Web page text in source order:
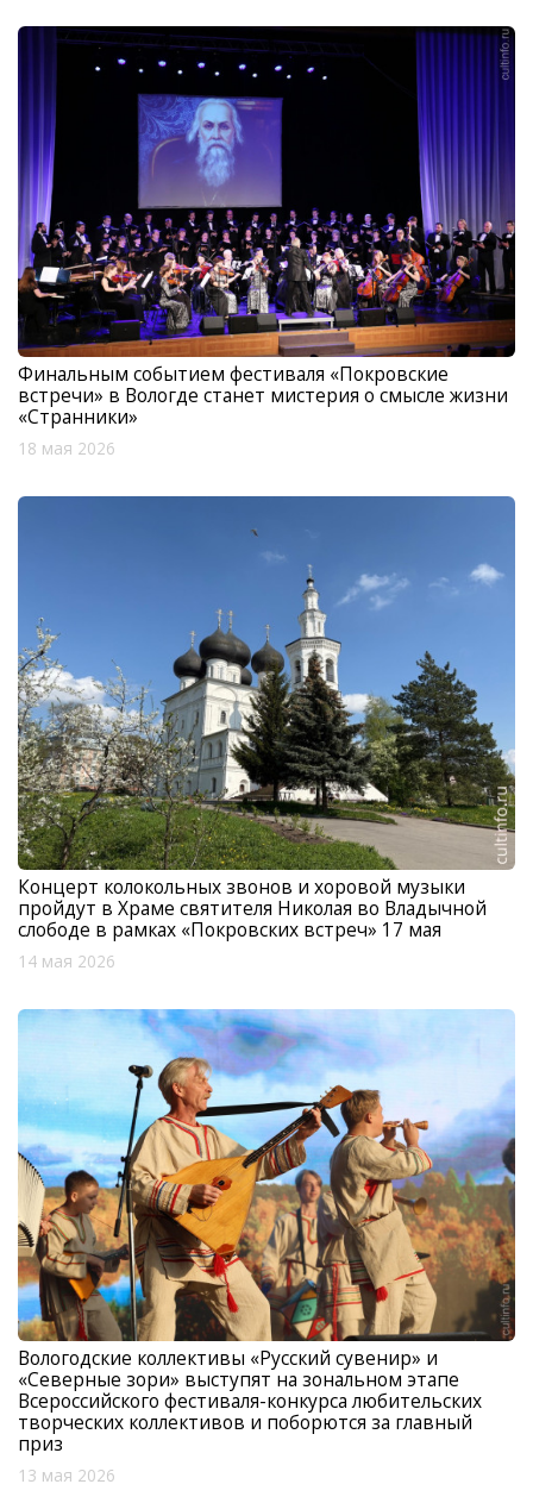
Финальным событием фестиваля «Покровские
встречи» в Вологде станет мистерия о смысле жизни
«Странники»
18 мая 2026
Концерт колокольных звонов и хоровой музыки
пройдут в Храме святителя Николая во Владычной
слободе в рамках «Покровских встреч» 17 мая
14 мая 2026
Вологодские коллективы «Русский сувенир» и
«Северные зори» выступят на зональном этапе
Всероссийского фестиваля-конкурса любительских
творческих коллективов и поборются за главный
приз
13 мая 2026